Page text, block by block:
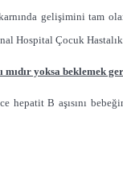
gelişimini tam
Hospital Çocuk
mıdır yoksa beklemek
hepatit B aşısını